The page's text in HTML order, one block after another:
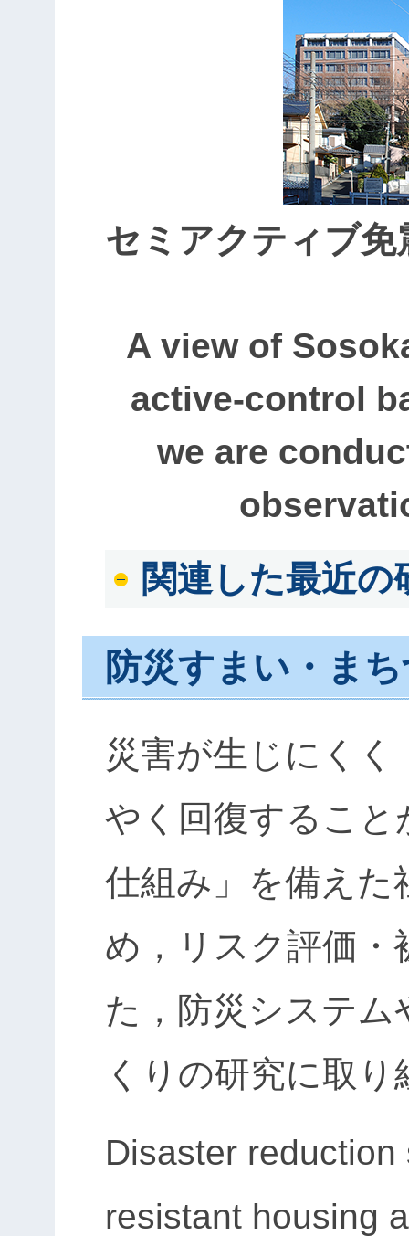
セミアクティブ免
A view of
active-control
we are
関連した最近の
防災すまい・ま
災害が生じにく
やく回復するこ
仕組み」を備えた
め，リスク評価・
た，防災システ
くりの研究に取
Disaster
resistant housing